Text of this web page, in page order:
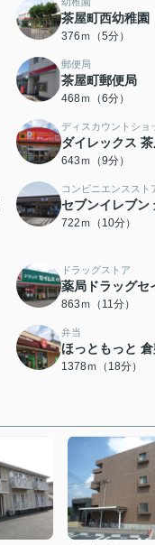
茶屋町西幼稚園
376ｍ（5分）
郵便局
茶屋町郵便局
468ｍ（6分）
ディスカウントショ
ダイレックス
643ｍ（9分）
コンビニエンススト
セブンイレブン
722ｍ（10分）
ドラッグストア
薬局ドラッグセ
863ｍ（11分）
弁当
ほっともっと
1378ｍ（18分）